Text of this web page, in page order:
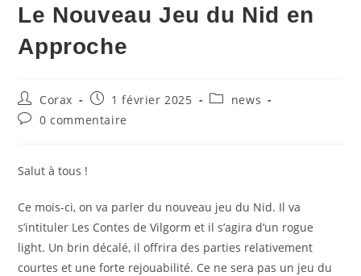
Le Nouveau Jeu du Nid en
Approche
Auteur/autrice
de
la
Corax
Publication
publiée :
1 février 2025
Postnews
Commentaires
publication :
0 commentaire
Salut à tous !
Ce mois-ci, on va parler du nouveau jeu du Nid. Il va
s’intituler Les Contes de Vilgorm et il s’agira d’un rogue
light. Un brin décalé, il offrira des parties relativement
courtes et une forte rejouabilité. Ce ne sera pas un jeu du